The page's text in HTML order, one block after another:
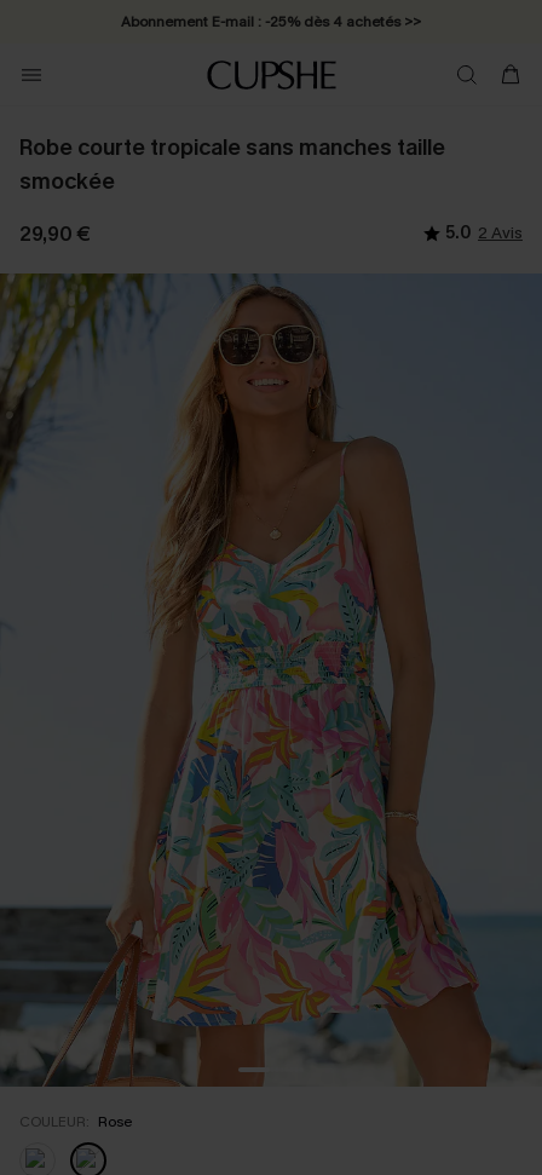
Abonnement E-mail : -25% dès 4 achetés >>
Robe courte tropicale sans manches taille
smockée
29,90 € 5.0 2 Avis
COULEUR: Rose